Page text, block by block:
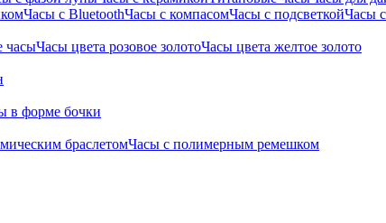
Часы с BluetoothЧасы с компасомЧасы с подсветкойЧасы
часыЧасы цвета розовое золотоЧасы цвета желтое золото
в форме бочки
браслетомЧасы с полимерным ремешком